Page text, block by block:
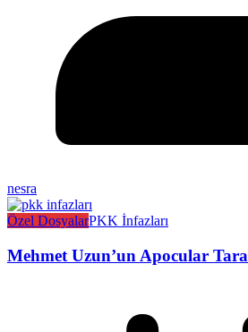
nesra
Özel DosyalarPKK İnfazları
Mehmet Uzun’un Apocular